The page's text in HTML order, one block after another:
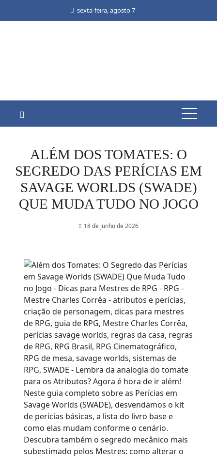
sexta-feira, agosto 7
ALÉM DOS TOMATES: O
SEGREDO DAS PERÍCIAS EM
SAVAGE WORLDS (SWADE)
QUE MUDA TUDO NO JOGO
18 de junho de 2026